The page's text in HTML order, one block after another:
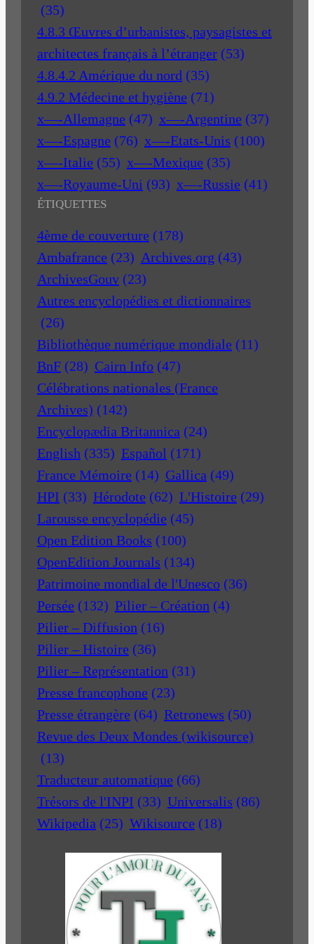
(35)
4.8.3 Œuvres d’urbanistes, paysagistes et
architectes français à l’étranger (53)
4.8.4.2 Amérique du nord (35)
4.9.2 Médecine et hygiène (71)
x—-Allemagne (47) x—-Argentine (37)
x—-Espagne (76) x—-Etats-Unis (100)
x—-Italie (55) x—-Mexique (35)
x—-Royaume-Uni (93) x—-Russie (41)
ÉTIQUETTES
4ème de couverture (178)
Ambafrance (23) Archives.org (43)
ArchivesGouv (23)
Autres encyclopédies et dictionnaires
(26)
Bibliothèque numérique mondiale (11)
BnF (28) Cairn Info (47)
Célébrations nationales (France
Archives) (142)
Encyclopædia Britannica (24)
English (335) Español (171)
France Mémoire (14) Gallica (49)
HPI (33) Hérodote (62) L'Histoire (29)
Larousse encyclopédie (45)
Open Edition Books (100)
OpenEdition Journals (134)
Patrimoine mondial de l'Unesco (36)
Persée (132) Pilier – Création (4)
Pilier – Diffusion (16)
Pilier – Histoire (36)
Pilier – Représentation (31)
Presse francophone (23)
Presse étrangère (64) Retronews (50)
Revue des Deux Mondes (wikisource)
(13)
Traducteur automatique (66)
Trésors de l'INPI (33) Universalis (86)
Wikipedia (25) Wikisource (18)